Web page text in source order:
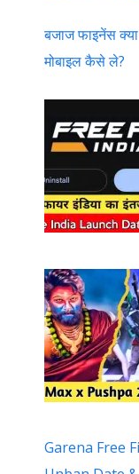
बजाज फाइनेंस
मोबाइल कैसे ले?
Garena Free